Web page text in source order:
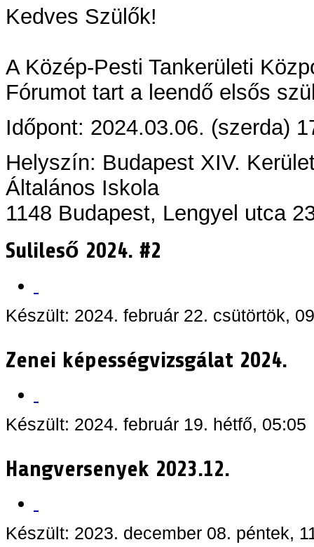
Kedves Szülők!
A Közép-Pesti Tankerületi
Fórumot tart a leendő elsős
Időpont: 2024.03.06. (szerda)
Helyszín: Budapest XIV.
Általános Iskola
1148 Budapest, Lengyel utca
Sulileső 2024. #2
Készült: 2024. február 22. csütörtök,
Zenei képességvizsgálat 2024.
Készült: 2024. február 19. hétfő, 05:05
Hangversenyek 2023.12.
Készült: 2023. december 08. péntek,